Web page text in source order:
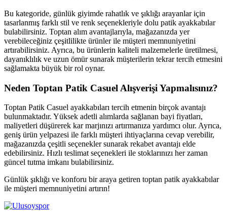
Bu kategoride, günlük giyimde rahatlık ve şıklığı arayanlar için
tasarlanmış farklı stil ve renk seçenekleriyle dolu patik ayakkabılar
bulabilirsiniz. Toptan alım avantajlarıyla, mağazanızda yer
verebileceğiniz çeşitlilikte ürünler ile müşteri memnuniyetini
artırabilirsiniz. Ayrıca, bu ürünlerin kaliteli malzemelerle üretilmesi,
dayanıklılık ve uzun ömür sunarak müşterilerin tekrar tercih etmesini
sağlamakta büyük bir rol oynar.
Neden Toptan Patik Casuel Alışverişi Yapmalısınız?
Toptan Patik Casuel ayakkabıları tercih etmenin birçok avantajı
bulunmaktadır. Yüksek adetli alımlarda sağlanan bayi fiyatları,
maliyetleri düşürerek kar marjınızı artırmanıza yardımcı olur. Ayrıca,
geniş ürün yelpazesi ile farklı müşteri ihtiyaçlarına cevap verebilir,
mağazanızda çeşitli seçenekler sunarak rekabet avantajı elde
edebilirsiniz. Hızlı teslimat seçenekleri ile stoklarınızı her zaman
güncel tutma imkanı bulabilirsiniz.
Günlük şıklığı ve konforu bir araya getiren toptan patik ayakkabılar
ile müşteri memnuniyetini artırın!